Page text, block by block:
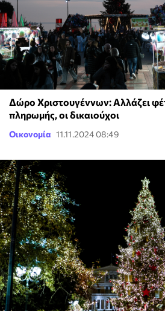
Δώρο Χριστουγέννων: Αλλάζει
πληρωμής, οι δικαιούχοι
Οικονομία 11.11.2024 08:49